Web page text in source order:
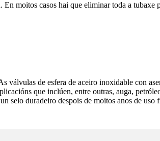
moitos casos hai que eliminar toda a tubaxe
de esfera de aceiro inoxidable con
que inclúen, entre outras, auga,
selo duradeiro despois de moitos anos de uso